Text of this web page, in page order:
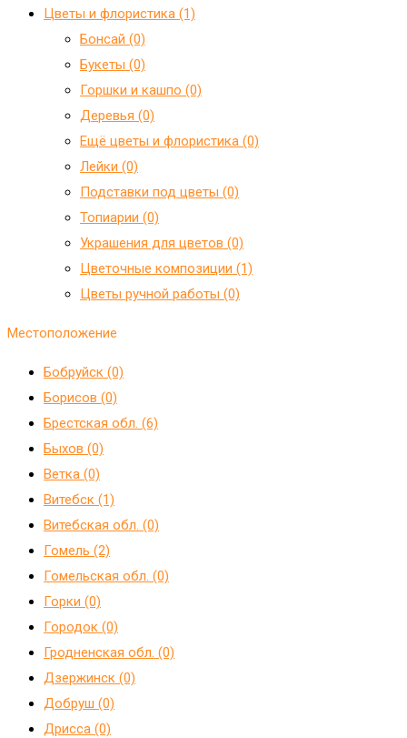
Цветы и флористика (1)
Бонсай (0)
Букеты (0)
Горшки и кашпо (0)
Деревья (0)
Ещё цветы и флористика (0)
Лейки (0)
Подставки под цветы (0)
Топиарии (0)
Украшения для цветов (0)
Цветочные композиции (1)
Цветы ручной работы (0)
Местоположение
Бобруйск (0)
Борисов (0)
Брестская обл. (6)
Быхов (0)
Ветка (0)
Витебск (1)
Витебская обл. (0)
Гомель (2)
Гомельская обл. (0)
Горки (0)
Городок (0)
Гродненская обл. (0)
Дзержинск (0)
Добруш (0)
Дрисса (0)